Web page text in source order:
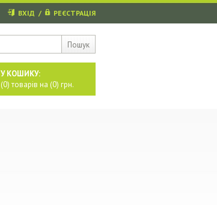
Пошук
ВХІД / РЕЄСТРАЦІЯ
У КОШИКУ:
(0) товарів на (0) грн.